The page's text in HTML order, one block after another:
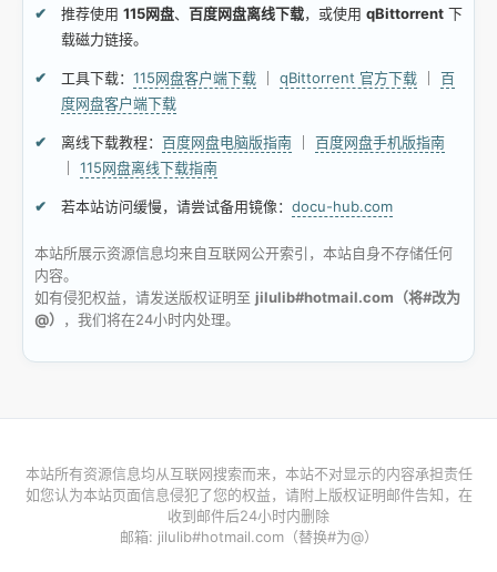
推荐使用 115网盘、 百度网盘离线下载，或使用 qBittorrent 下
载磁力链接。
工具下载： 115网盘客户端下载 qBittorrent 官方下载
百
度网盘客户端下载
离线下载教程： 百度网盘电脑版指南
百度网盘手机版指南
115网盘离线下载指南
若本站访问缓慢，请尝试备用镜像： docu-hub.com
本站所展示资源信息均来自互联网公开索引，本站自身不存储任何
内容。
如有侵犯权益，请发送版权证明至 jilulib#hotmail.com（将#改为
@）
，我们将在24小时内处理。
本站所有资源信息均从互联网搜索而来，本站不对显示的内容承担责任
如您认为本站页面信息侵犯了您的权益，请附上版权证明邮件告知，在
收到邮件后24小时内删除
邮箱: jilulib#hotmail.com（替换#为@）